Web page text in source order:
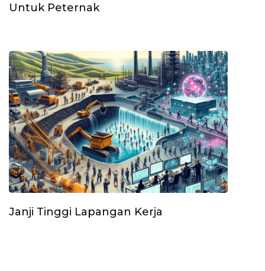
Untuk Peternak
Janji Tinggi Lapangan Kerja